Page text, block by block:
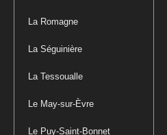
La Romagne
La Séguinière
La Tessoualle
Le May-sur-Èvre
Le Puy-Saint-Bonnet